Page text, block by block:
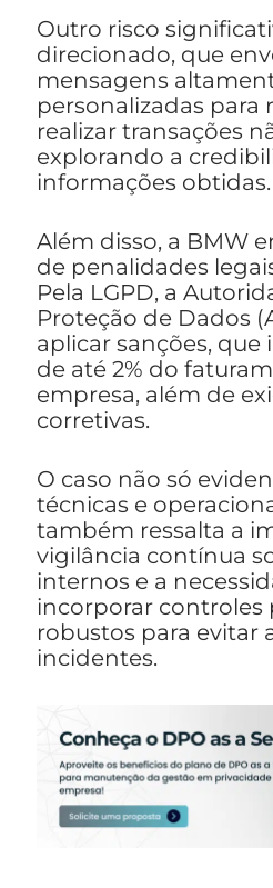
Outro risco
direcionado, que
mensagens
personalizadas para
realizar transações
explorando a
informações obtidas.
Além disso, a BMW
de penalidades
Pela LGPD, a
Proteção de Dados
aplicar sanções,
de até 2% do
empresa, além de
corretivas.
O caso não só
técnicas e
também ressalta a
vigilância contínua
internos e a
incorporar controles
robustos para evitar
incidentes.